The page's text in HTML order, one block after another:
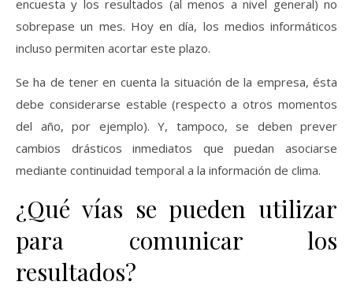
encuesta y los resultados (al menos a nivel general) no
sobrepase un mes. Hoy en día, los medios informáticos
incluso permiten acortar este plazo.
Se ha de tener en cuenta la situación de la empresa, ésta
debe considerarse estable (respecto a otros momentos
del año, por ejemplo). Y, tampoco, se deben prever
cambios drásticos inmediatos que puedan asociarse
mediante continuidad temporal a la información de clima.
¿Qué vías se pueden utilizar
para comunicar los
resultados?